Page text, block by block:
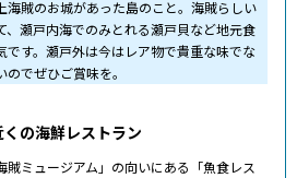
海賊のお城があった島のこと。海賊らしい
、瀬戸内海でのみとれる瀬戸貝など地元食
です。瀬戸外は今はレア物で貴重な味でな
でぜひご賞味を。
の海鮮レストラン
賊ミュージアム」の向いにある「魚食レス